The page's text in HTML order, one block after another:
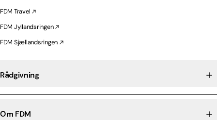
FDM Travel
FDM Jyllandsringen
FDM Sjællandsringen
Rådgivning
Om FDM